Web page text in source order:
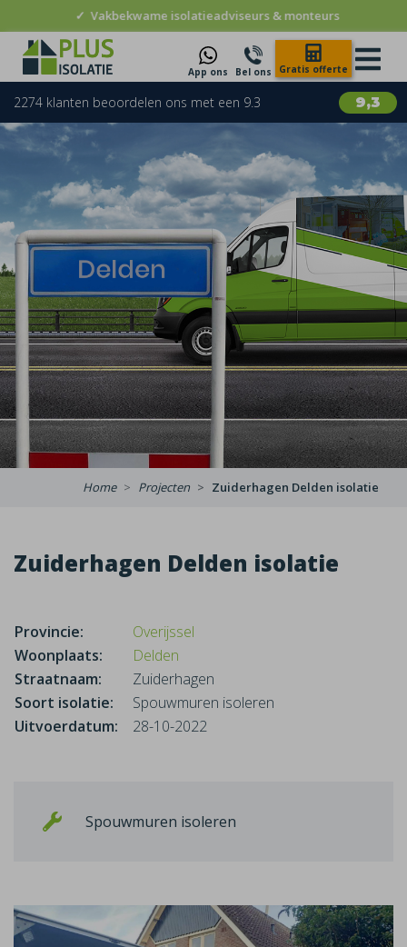
✓ Vakbekwame isolatieadviseurs & monteurs
App ons Bel ons Gratis offerte
9,3
2274 klanten beoordelen ons met een 9.3
Home Projecten Zuiderhagen Delden isolatie
Zuiderhagen Delden isolatie
Provincie:
Overijssel
Woonplaats:
Delden
Straatnaam:
Zuiderhagen
Soort isolatie:
Spouwmuren isoleren
Uitvoerdatum:
28-10-2022
Spouwmuren isoleren